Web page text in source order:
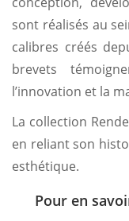
sont réalisés au
calibres créés
brevets
l’innovation et la
La collection
en reliant son
esthétique.
Pour en